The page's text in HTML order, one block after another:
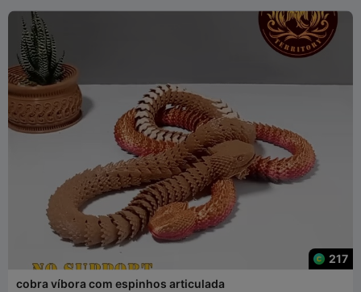
217
cobra víbora com espinhos articulada